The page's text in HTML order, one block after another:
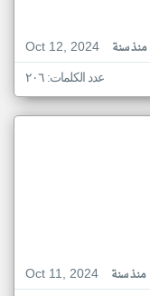
Oct 12, 2024
منذ سنة
عدد الكلمات: ٢٠٦
Oct 11, 2024
منذ سنة